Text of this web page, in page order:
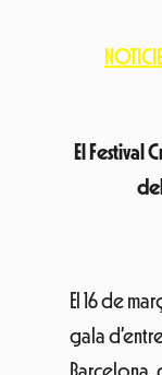
El Festival
El 16 de
gala